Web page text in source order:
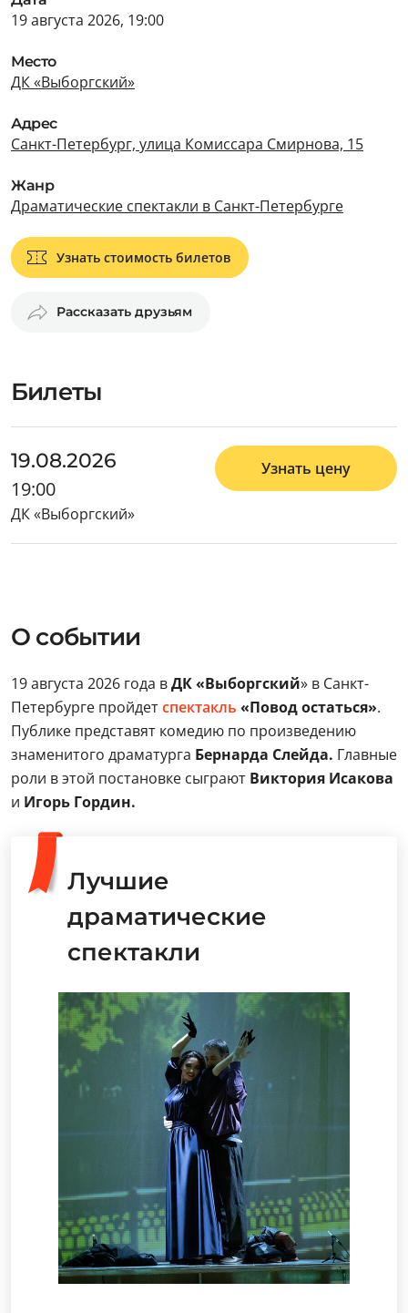
19 августа 2026, 19:00
Место
ДК «Выборгский»
Адрес
Санкт-Петербург, улица Комиссара Смирнова, 15
Жанр
Драматические спектакли в Санкт-Петербурге
Узнать стоимость билетов
Рассказать друзьям
Билеты
19.08.2026
19:00
ДК «Выборгский»
Узнать цену
О событии
19 августа 2026 года вДК «Выборгский» в Санкт-
Петербурге пройдетспектакль «Повод остаться».
Публике представят комедию по произведению
знаменитого драматурга Бернарда Слейда. Главные
роли в этой постановке сыграют Виктория Исакова
и Игорь Гордин.
Лучшие
драматические
спектакли